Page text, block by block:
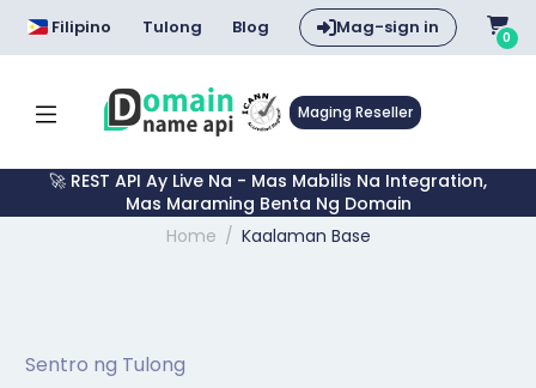
Filipino Tulong Blog Mag-sign in 0
Maging Reseller
🚀 REST API Ay Live Na - Mas Mabilis Na Integration,
Mas Maraming Benta Ng Domain
Home
Kaalaman Base
Sentro ng Tulong